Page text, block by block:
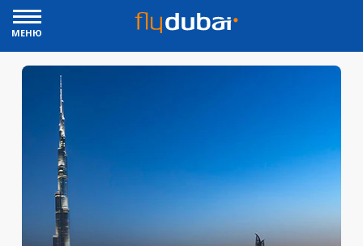
МЕНЮ